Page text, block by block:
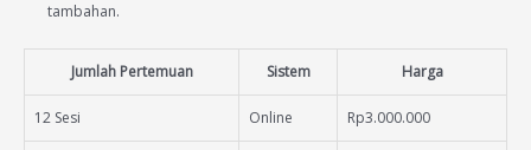
tambahan.
Jumlah Pertemuan Sistem Harga
12 Sesi Online Rp3.000.000